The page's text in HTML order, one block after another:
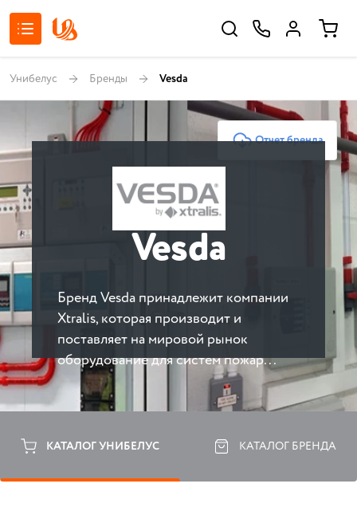
Унибелус Бренды Vesda
Отчет бренда
Vesda
Бренд Vesda принадлежит компании
Xtralis, которая производит и
поставляет на мировой рынок
оборудование для систем пожар...
КАТАЛОГ УНИБЕЛУС КАТАЛОГ БРЕНДА